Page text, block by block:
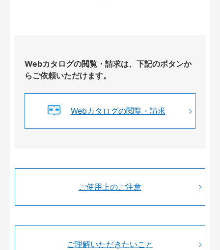
Webカタログの閲覧・請求は、下記のボタンか
らご依頼いただけます。
Webカタログの閲覧・請求
ご使用上のご注意
ご理解いただきたいこと